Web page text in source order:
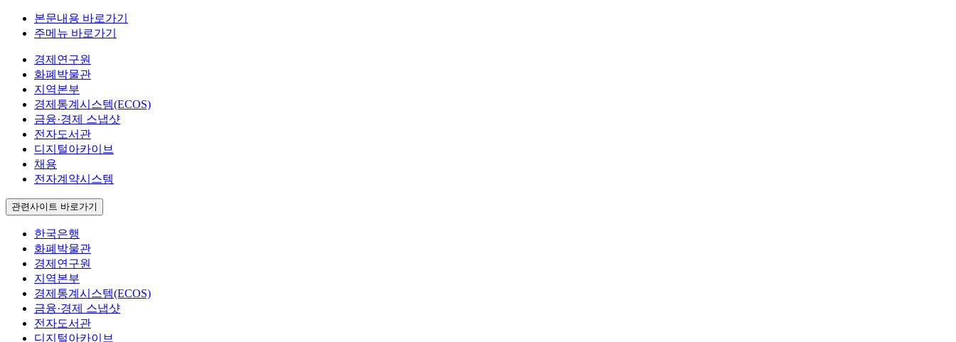
본문내용 바로가기
주메뉴 바로가기
경제연구원
화폐박물관
지역본부
경제통계시스템(ECOS)
금융·경제 스냅샷
전자도서관
디지털아카이브
채용
전자계약시스템
관련사이트 바로가기
한국은행
화폐박물관
경제연구원
지역본부
경제통계시스템(ECOS)
금융·경제 스냅샷
전자도서관
디지털아카이브